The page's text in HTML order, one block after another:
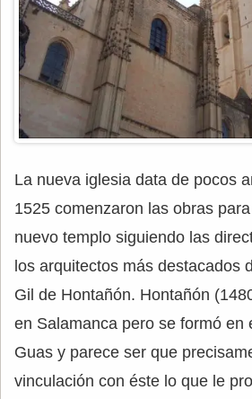
La nueva iglesia data de pocos
1525 comenzaron las obras
nuevo templo siguiendo las
los arquitectos más destacados
Gil de Hontañón. Hontañón
en Salamanca pero se formó en
Guas y parece ser que
vinculación con éste lo que le